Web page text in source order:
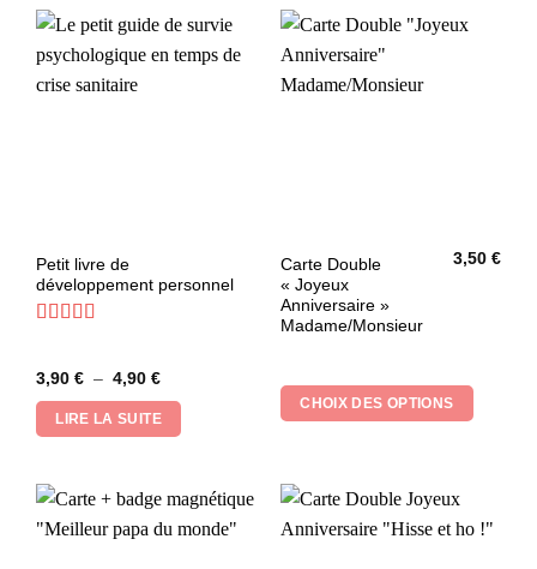
Petit livre de
développement personnel
3,90 € – 4,90 €Plage
prix :
3,90 €
à
LIRE LA SUITE
Carte Double
« Joyeux
Anniversaire »
Madame/Monsieur
3,50€
CHOIX DES OPTIONS
Ce
produit
a
Les
options
choisies
la